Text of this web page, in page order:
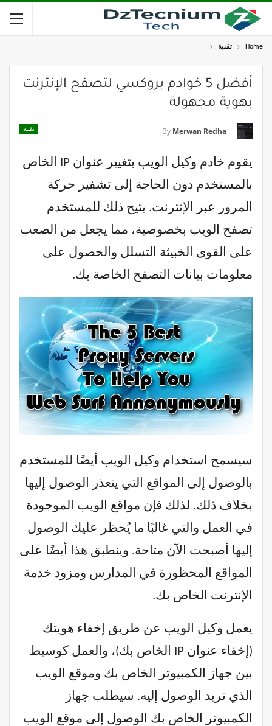
Home تقنية
أفضل 5 خوادم بروكسي لتصفح الإنترنت
بهوية مجهولة
تقنية By Merwan Redha
يقوم خادم وكيل الويب بتغيير عنوان IP الخاص
بالمستخدم دون الحاجة إلى تشفير حركة
المرور عبر الإنترنت. يتيح ذلك للمستخدم
تصفح الويب بخصوصية، مما يجعل من الصعب
على القوى الخبيثة التسلل والحصول على
معلومات بيانات التصفح الخاصة بك.
سيسمح استخدام وكيل الويب أيضًا للمستخدم
بالوصول إلى المواقع التي يتعذر الوصول إليها
بخلاف ذلك. لذلك فإن مواقع الويب الموجودة
في العمل والتي غالبًا ما يُحظر عليك الوصول
إليها أصبحت الآن متاحة. وينطبق هذا أيضًا على
المواقع المحظورة في المدارس ومزود خدمة
الإنترنت الخاص بك.
يعمل وكيل الويب عن طريق إخفاء هويتك
(إخفاء عنوان IP الخاص بك)، والعمل كوسيط
بين جهاز الكمبيوتر الخاص بك وموقع الويب
الذي تريد الوصول إليه. سيطلب جهاز
الكمبيوتر الخاص بك الوصول إلى موقع الويب